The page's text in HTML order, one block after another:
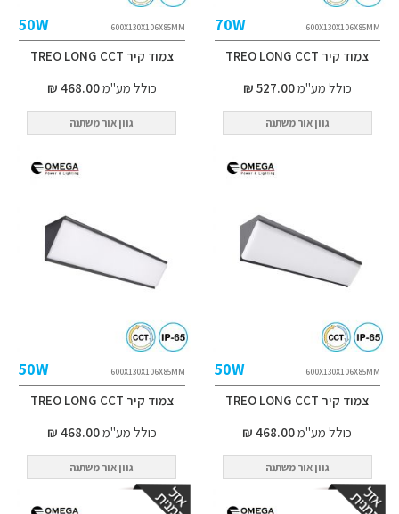
600X130X106X85MM
70W
צמוד קיר TREO LONG CCT
כולל מע"מ527.00 ₪
גוון אור משתנה
600X130X106X85MM
50W
צמוד קיר TREO LONG CCT
כולל מע"מ468.00 ₪
גוון אור משתנה
600X130X106X85MM
50W
צמוד קיר TREO LONG CCT
כולל מע"מ468.00 ₪
גוון אור משתנה
600X130X106X85MM
50W
צמוד קיר TREO LONG CCT
כולל מע"מ468.00 ₪
גוון אור משתנה